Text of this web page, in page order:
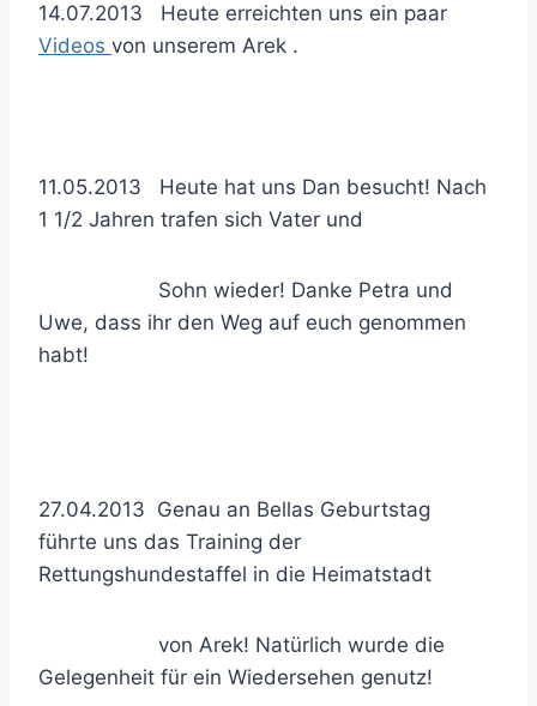
14.07.2013 Heute erreichten uns ein paar
Videos von unserem Arek .
11.05.2013 Heute hat uns Dan besucht! Nach
1 1/2 Jahren trafen sich Vater und
Sohn wieder! Danke Petra und
Uwe, dass ihr den Weg auf euch genommen
habt!
27.04.2013 Genau an Bellas Geburtstag
führte uns das Training der
Rettungshundestaffel in die Heimatstadt
von Arek! Natürlich wurde die
Gelegenheit für ein Wiedersehen genutz!